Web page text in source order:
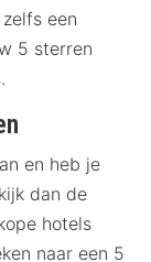
een
5 sterren
en heb je
dan de
hotels
naar een 5